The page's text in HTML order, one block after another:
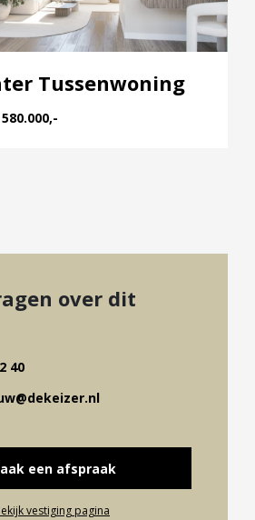
Tussenwoning
over dit
40
een afspraak
vestiging pagina